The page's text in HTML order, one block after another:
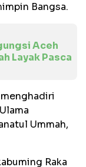
Bangsa.
Aceh
Layak Pasca
Ummah,
Raka